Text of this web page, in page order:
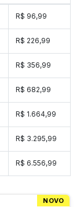
R$ 96,99
R$ 226,99
R$ 356,99
R$ 682,99
R$ 1.664,99
R$ 3.295,99
R$ 6.556,99
NOVO